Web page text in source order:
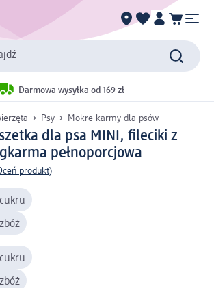
Darmowa wysyłka od 169 zł
Psy Mokre karmy dla psów
dla psa MINI, fileciki z
karma pełnoporcjowa
produkt)